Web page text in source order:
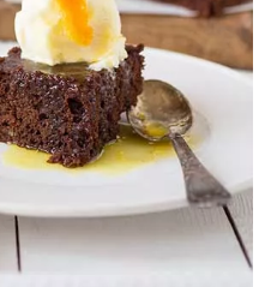
SKLEP
Polski